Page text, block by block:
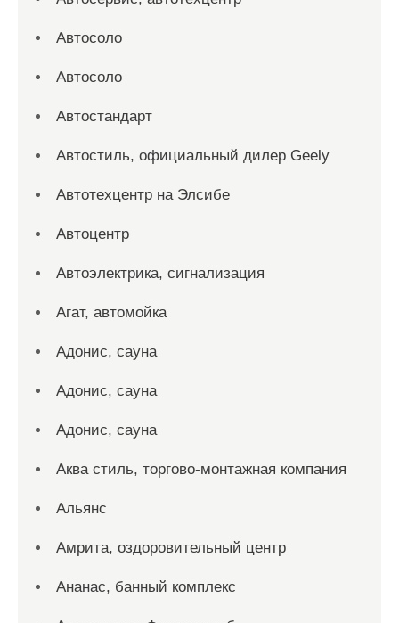
Автосоло
Автосоло
Автостандарт
Автостиль, официальный дилер Geely
Автотехцентр на Элсибе
Автоцентр
Автоэлектрика, сигнализация
Агат, автомойка
Адонис, сауна
Адонис, сауна
Адонис, сауна
Аква стиль, торгово-монтажная компания
Альянс
Амрита, оздоровительный центр
Ананас, банный комплекс